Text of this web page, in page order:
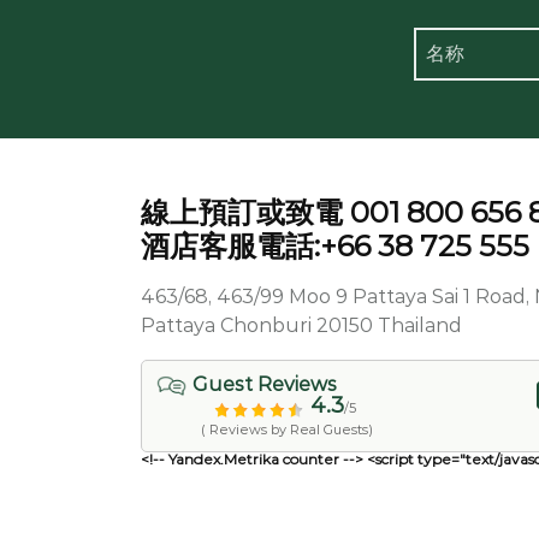
線上預訂或致電 001 800 656
酒店客服電話:+66 38 725 555
463/68, 463/99 Moo 9 Pattaya Sai 1
Pattaya Chonburi 20150 Thailand
Guest Reviews
4.3/5
( Reviews by Real Guests)
<!-- Yandex.Metrika counter --> <script type="text/